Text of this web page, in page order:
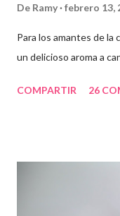
De Ramy febrero 13,
Para los amantes de la
un delicioso aroma a
COMPARTIR 26